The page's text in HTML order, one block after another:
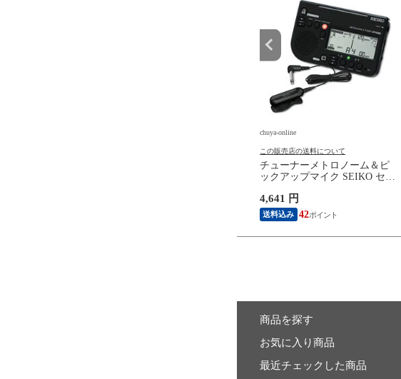
chuya-online
この販売店の送料について
チューナーメトロノーム＆ピ
ックアップマイク SEIKO セイ
ルパック ブラック
4,641 円
送料込み 42
商品を探す
お気に入り商品
最近チェックした商品